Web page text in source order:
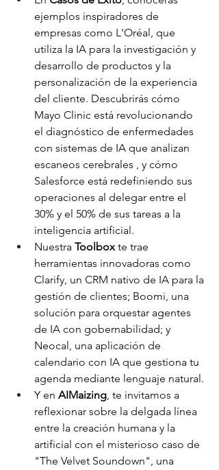
ejemplos inspiradores de
empresas como L'Oréal, que
utiliza la IA para la investigación y
desarrollo de productos y la
personalización de la experiencia
del cliente. Descubrirás cómo
Mayo Clinic está revolucionando
el diagnóstico de enfermedades
con sistemas de IA que analizan
escaneos cerebrales , y cómo
Salesforce está redefiniendo sus
operaciones al delegar entre el
30% y el 50% de sus tareas a la
inteligencia artificial.
Nuestra Toolbox te trae
herramientas innovadoras como
Clarify, un CRM nativo de IA para la
gestión de clientes; Boomi, una
solución para orquestar agentes
de IA con gobernabilidad; y
Neocal, una aplicación de
calendario con IA que gestiona tu
agenda mediante lenguaje natural.
Y en AIMaizing, te invitamos a
reflexionar sobre la delgada línea
entre la creación humana y la
artificial con el misterioso caso de
"The Velvet Soundown", una